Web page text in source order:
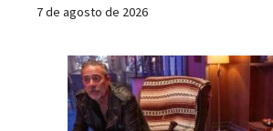
7 de agosto de 2026